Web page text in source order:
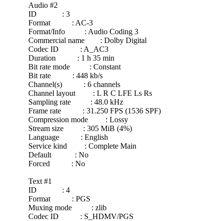
Audio #2
ID : 3
Format : AC-3
Format/Info : Audio Coding 3
Commercial name : Dolby Digital
Codec ID : A_AC3
Duration : 1 h 35 min
Bit rate mode : Constant
Bit rate : 448 kb/s
Channel(s) : 6 channels
Channel layout : L R C LFE Ls Rs
Sampling rate : 48.0 kHz
Frame rate : 31.250 FPS (1536 SPF)
Compression mode : Lossy
Stream size : 305 MiB (4%)
Language : English
Service kind : Complete Main
Default : No
Forced : No
Text #1
ID : 4
Format : PGS
Muxing mode : zlib
Codec ID : S_HDMV/PGS